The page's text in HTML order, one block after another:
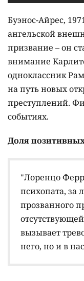
Буэнос-Айрес,
ангельской
призвание – он
внимание
одноклассник
на путь новых
преступлений.
событиях.
Доля
"Лоренцо
психопата, за
прозванного
вызывает
него, но и в